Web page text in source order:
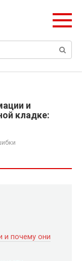
и
кладке:
и почему они